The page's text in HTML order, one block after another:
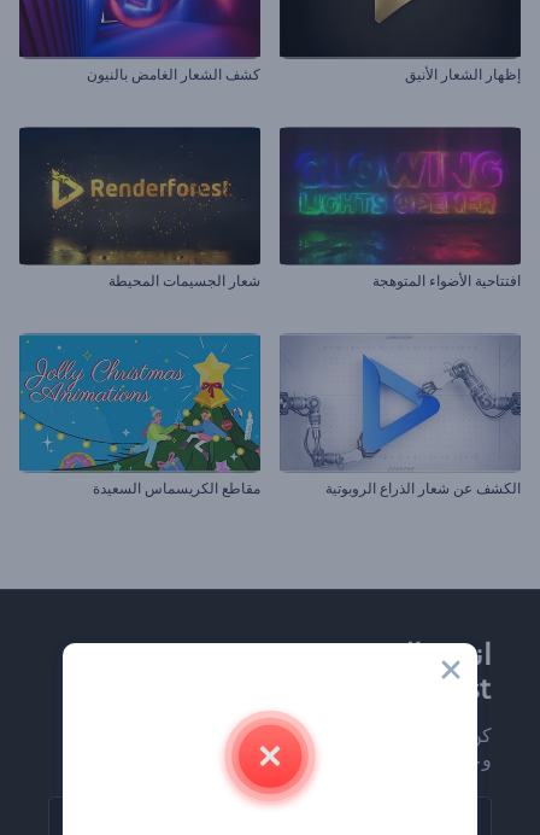
إظهار الشعار الأنيق كشف الشعار الغامض بالنيون
افتتاحية الأضواء المتوهجة شعار الجسيمات المحيطة
الكشف عن شعار الذراع الروبوتية مقاطع الكريسماس السعيدة
انضم إلى نشرة
Renderforest الإخبارية
كن من بين أوائل من يستلمون أحدث أخبارنا
وعروضنا